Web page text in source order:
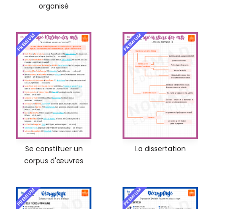
organisé
PREMIUM
Se constituer un
corpus d'œuvres
PREMIUM
La dissertation
PREMIUM PREMIUM